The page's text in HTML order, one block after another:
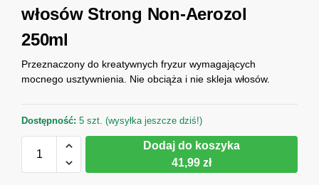
włosów Strong Non-Aerozol
250ml
Przeznaczony do kreatywnych fryzur wymagających
mocnego usztywnienia. Nie obciąża i nie skleja włosów.
Dostępność: 5 szt. (wysyłka jeszcze dziś!)
Dodaj do koszyka
41,99 zł